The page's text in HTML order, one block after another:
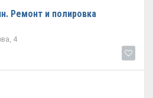
Ремонт и полировка
4